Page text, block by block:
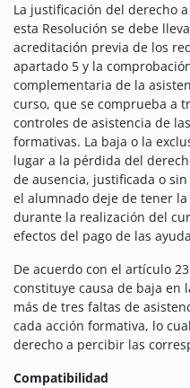
La justificación del derecho
esta Resolución se debe
acreditación previa de los
apartado 5 y la
complementaria de la
curso, que se comprueba a
controles de asistencia de
formativas. La baja o la
lugar a la pérdida del
de ausencia, justificada o
el alumnado deje de tener
durante la realización del
efectos del pago de las
De acuerdo con el artículo
constituye causa de baja en
más de tres faltas de
cada acción formativa, lo
derecho a percibir las
Compatibilidad